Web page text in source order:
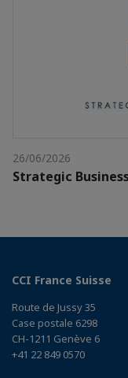
26/06/2026
Strategic
CCI France Suisse
Route de Jussy 35
Case postale 6298
CH-1211 Genève 6
+41 22 849 0570